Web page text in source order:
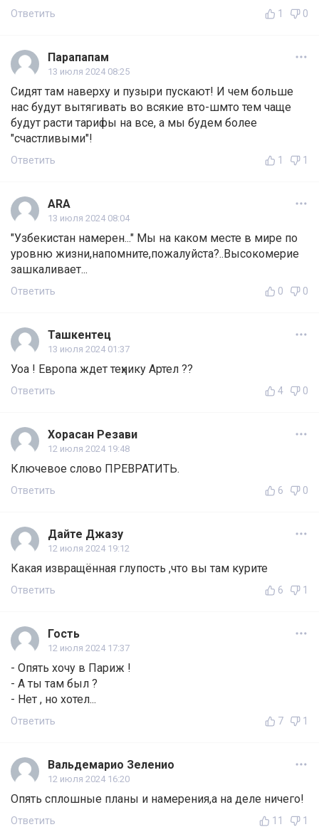
Ответить 1 0
Парапапам
13 июля 2024 08:25
Сидят там наверху и пузыри пускают! И чем больше
нас будут вытягивать во всякие вто-шмто тем чаще
будут расти тарифы на все, а мы будем более
"счастливыми"!
Ответить 1 1
ARA
13 июля 2024 08:04
"Узбекистан намерен..." Мы на каком месте в мире по
уровню жизни,напомните,пожалуйста?..Высокомерие
зашкаливает...
Ответить 0 0
Ташкентец
13 июля 2024 01:37
Уоа ! Европа ждет теҳнику Артел ??
Ответить 4 0
Хорасан Резави
12 июля 2024 19:48
Ключевое слово ПРЕВРАТИТЬ.
Ответить 6 0
Дайте Джазу
12 июля 2024 19:12
Какая извращённая глупость ,что вы там курите
Ответить 6 1
Гость
12 июля 2024 17:37
- Опять хочу в Париж !
- А ты там был ?
- Нет , но хотел...
Ответить 7 1
Вальдемарио Зеленио
12 июля 2024 16:20
Опять сплошные планы и намерения,а на деле ничего!
Ответить 11 1